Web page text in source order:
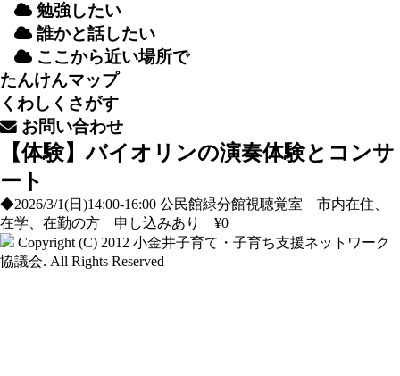
勉強したい
誰かと話したい
ここから近い場所で
たんけんマップ
くわしくさがす
お問い合わせ
【体験】バイオリンの演奏体験とコンサ
ート
◆2026/3/1(日)14:00-16:00 公民館緑分館視聴覚室 市内在住、
在学、在勤の方 申し込みあり ¥0
Copyright (C) 2012 小金井子育て・子育ち支援ネットワーク
協議会. All Rights Reserved